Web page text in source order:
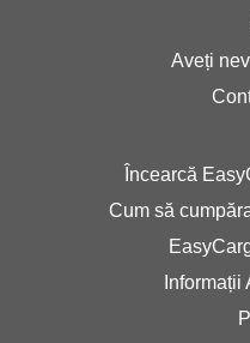
Aveți
Încearcă
Cum să
Informații